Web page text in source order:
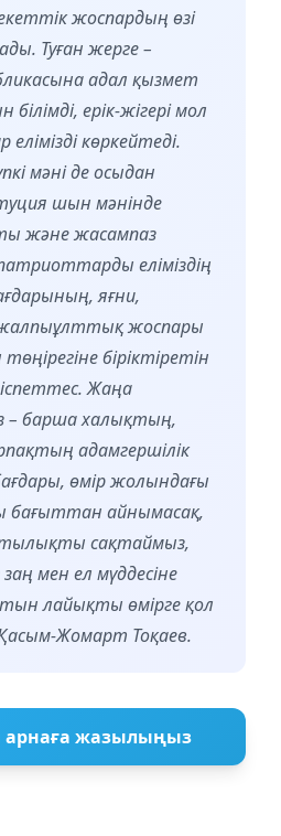
жоспардың өзі
Туған жерге –
адал қызмет
ерік-жігері мол
көркейтеді.
мәні де осыдан
шын мәнінде
және жасампаз
еліміздің
яғни,
жоспары
біріктіретін
Жаңа
– барша халықтың,
адамгершілік
өмір жолындағы
бағыттан айнымасақ,
сақтаймыз,
мен ел мүддесіне
лайықты өмірге қол
Қасым-Жомарт Тоқаев.
арнаға жазылыңыз